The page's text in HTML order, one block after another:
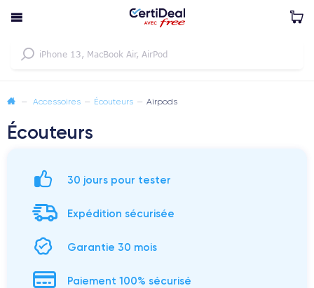
— Accessoires — Écouteurs — Airpods
Écouteurs
30 jours pour tester
Expédition sécurisée
Garantie 30 mois
Paiement 100% sécurisé